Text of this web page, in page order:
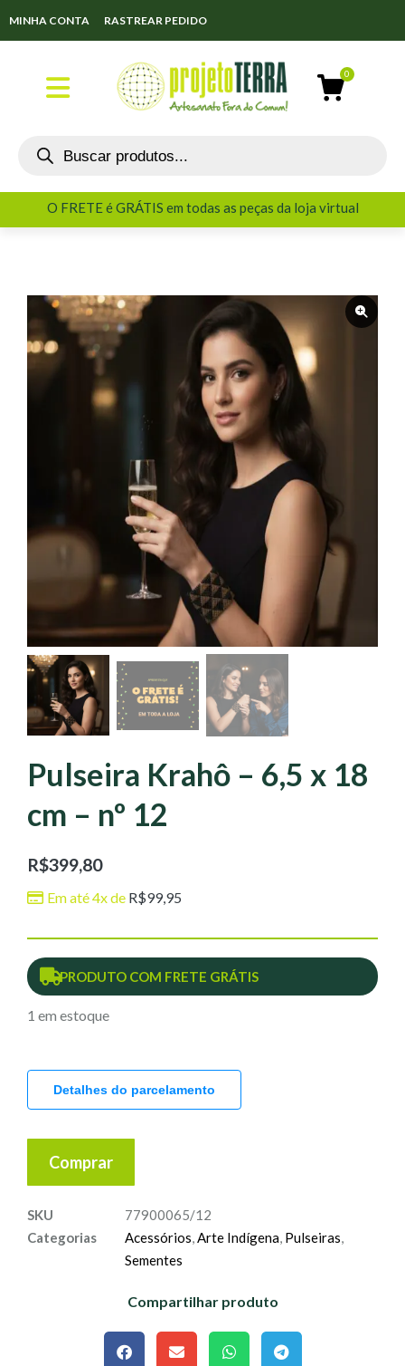
MINHA CONTA RASTREAR PEDIDO
O FRETE é GRÁTIS em todas as peças da loja virtual
O FRETE é GRÁTIS em todas as peças da loja virtual
Pulseira Krahô – 6,5 x 18
cm – nº 12
R$399,80
Em até 4x de R$99,95
PRODUTO COM FRETE GRÁTIS
1 em estoque
Detalhes do parcelamento
Comprar
SKU
77900065/12
Categorias
Acessórios,Arte Indígena, Pulseiras,
Sementes
Compartilhar produto